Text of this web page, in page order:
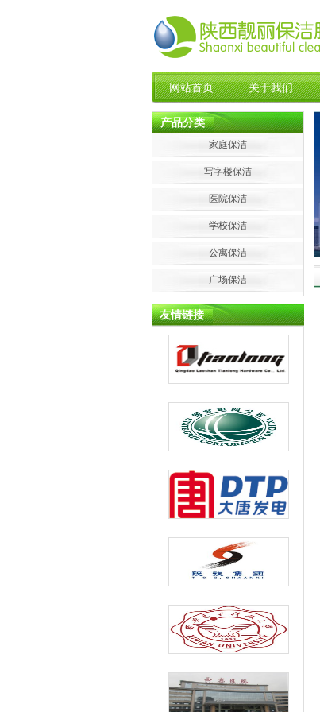
网站首页 关于我们
产品分类
家庭保洁
写字楼保洁
医院保洁
学校保洁
公寓保洁
广场保洁
友情链接